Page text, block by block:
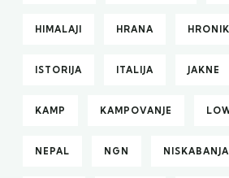
HIMALAJI HRANA
ISTORIJA ITALIJA JAKNE
KAMP KAMPOVANJE
NEPAL NGN NISKABANJA